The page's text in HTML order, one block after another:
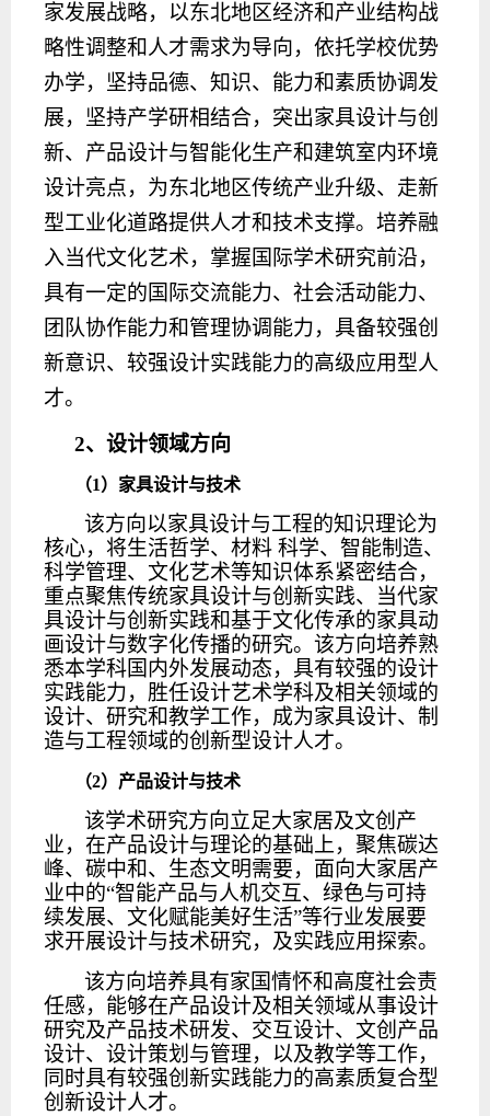
家发展战略，以东北地区经济和产业结构战
略性调整和人才需求为导向，依托学校优势
办学，坚持品德、知识、能力和素质协调发
展，坚持产学研相结合，突出家具设计与创
新、产品设计与智能化生产和建筑室内环境
设计亮点，为东北地区传统产业升级、走新
型工业化道路提供人才和技术支撑。培养融
入当代文化艺术，掌握国际学术研究前沿，
具有一定的国际交流能力、社会活动能力、
团队协作能力和管理协调能力，具备较强创
新意识、较强设计实践能力的高级应用型人
才。
2、设计领域方向
（1）家具设计与技术
该方向以家具设计与工程的知识理论为
核心，将生活哲学、材料 科学、智能制造、
科学管理、文化艺术等知识体系紧密结合，
重点聚焦传统家具设计与创新实践、当代家
具设计与创新实践和基于文化传承的家具动
画设计与数字化传播的研究。该方向培养熟
悉本学科国内外发展动态，具有较强的设计
实践能力，胜任设计艺术学科及相关领域的
设计、研究和教学工作，成为家具设计、制
造与工程领域的创新型设计人才。
（2） 产品设计与技术
该学术研究方向立足大家居及文创产
业，在产品设计与理论的基础上，聚焦碳达
峰、碳中和、生态文明需要，面向大家居产
业中的“智能产品与人机交互、绿色与可持
续发展、文化赋能美好生活”等行业发展要
求开展设计与技术研究，及实践应用探索。
该方向培养具有家国情怀和高度社会责
任感，能够在产品设计及相关领域从事设计
研究及产品技术研发、交互设计、文创产品
设计、设计策划与管理，以及教学等工作，
同时具有较强创新实践能力的高素质复合型
创新设计人才。